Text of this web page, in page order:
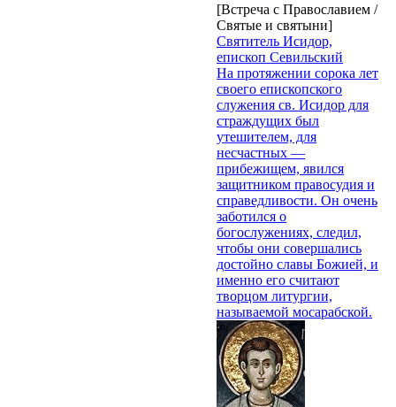
[Встреча с Православием /
Святые и святыни]
Святитель Исидор,
епископ Севильский
На протяжении сорока лет
своего епископского
служения св. Исидор для
страждущих был
утешителем, для
несчастных —
прибежищем, явился
защитником правосудия и
справедливости. Он очень
заботился о
богослужениях, следил,
чтобы они совершались
достойно славы Божией, и
именно его считают
творцом литургии,
называемой мосарабской.